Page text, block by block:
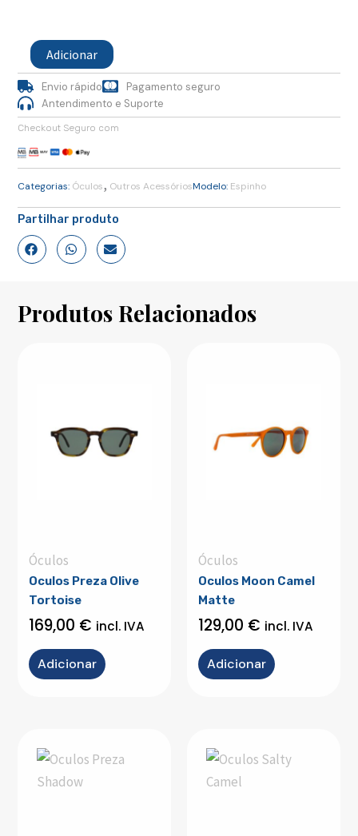
Oculos
Espinho
Black
Adicionar
Envio rápido
Pagamento seguro
Antendimento e Suporte
Checkout Seguro com
Categorias: Óculos, Outros AcessóriosModelo: Espinho
Partilhar produto
Produtos Relacionados
Óculos
Oculos Preza Olive
Tortoise
169,00 € incl. IVA
Adicionar
Óculos
Oculos Moon Camel
Matte
129,00 € incl. IVA
Adicionar